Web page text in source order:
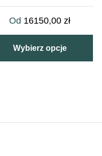
Od 16150,00zł
Wybierz opcje